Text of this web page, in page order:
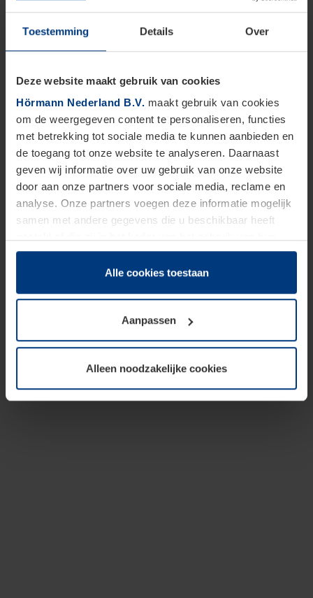
Toestemming Details Over
Deze website maakt gebruik van cookies
Hörmann Nederland B.V. maakt gebruik van cookies
om de weergegeven content te personaliseren, functies
met betrekking tot sociale media te kunnen aanbieden en
de toegang tot onze website te analyseren. Daarnaast
geven wij informatie over uw gebruik van onze website
door aan onze partners voor sociale media, reclame en
analyse. Onze partners voegen deze informatie mogelijk
samen met andere gegevens die u beschikbaar heeft
dienstverlening hebben verzameld.
Juridisch zijn wij gerechtigd om cookies op uw computer
onze pagina's absoluut noodzakelijk is. Voor alle andere
soorten cookies is uw toestemming vereist. Uw
toestemming kunt u op elk moment bij de uitleg van de
wijzigen of herroepen.
Alle cookies toestaan
Aanpassen
Alleen noodzakelijke cookies